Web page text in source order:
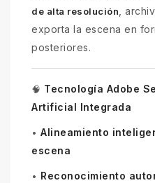
de alta resolución ,
exporta la escena en
posteriores.
🧠 Tecnología Adobe
Artificial Integrada
• Alineamiento
escena
• Reconocimiento